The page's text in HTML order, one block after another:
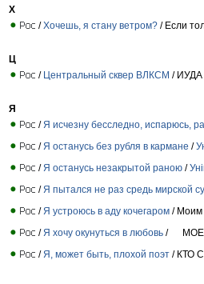
Х
/Хочешь, я стану ветром? / Если
Ц
/ Центральный сквер ВЛКСМ / ИУДА
Я
/ Я исчезну бесследно, испарюсь,
/ Я останусь без рубля в кармане /
/ Я останусь незакрытой раною /
/ Я пытался не раз средь мирской
/ Я устроюсь в аду кочегаром / Моим
/ Я хочу окунуться в любовь /
/ Я, может быть, плохой поэт / КТО